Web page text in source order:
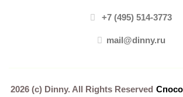
+7 (495) 514-3773
mail@dinny.ru
2026 (c) Dinny. All Rights Reserved